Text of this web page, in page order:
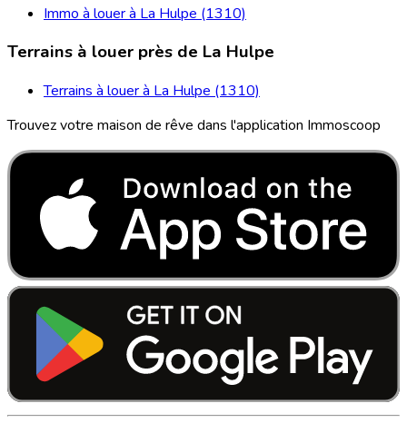
Immo à louer à La Hulpe (1310)
Terrains à louer près de La Hulpe
Terrains à louer à La Hulpe (1310)
Trouvez votre maison de rêve dans l'application Immoscoop